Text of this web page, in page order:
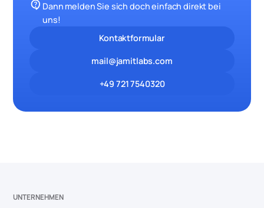
contact_support Dann melden Sie sich doch einfach direkt bei
uns!
Kontaktformular
mail@jamitlabs.com
+49 721 7540320
UNTERNEHMEN